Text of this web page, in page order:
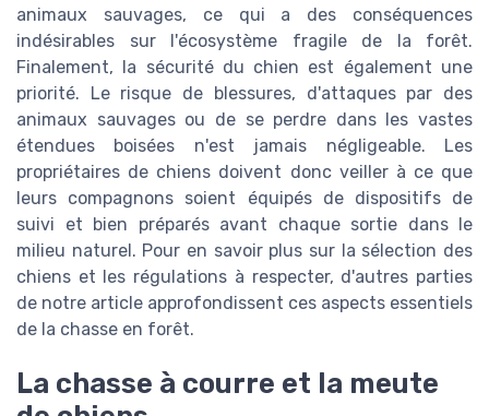
animaux sauvages, ce qui a des conséquences
indésirables sur l'écosystème fragile de la forêt.
Finalement, la sécurité du chien est également une
priorité. Le risque de blessures, d'attaques par des
animaux sauvages ou de se perdre dans les vastes
étendues boisées n'est jamais négligeable. Les
propriétaires de chiens doivent donc veiller à ce que
leurs compagnons soient équipés de dispositifs de
suivi et bien préparés avant chaque sortie dans le
milieu naturel. Pour en savoir plus sur la sélection des
chiens et les régulations à respecter, d'autres parties
de notre article approfondissent ces aspects essentiels
de la chasse en forêt.
La chasse à courre et la meute